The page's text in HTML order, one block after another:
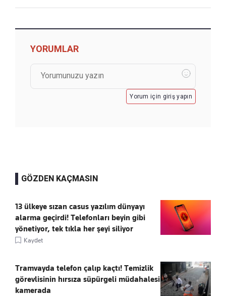
YORUMLAR
Yorum için giriş yapın
GÖZDEN KAÇMASIN
13 ülkeye sızan casus yazılım dünyayı
alarma geçirdi! Telefonları beyin gibi
yönetiyor, tek tıkla her şeyi siliyor
Kaydet
Tramvayda telefon çalıp kaçtı! Temizlik
görevlisinin hırsıza süpürgeli müdahalesi
kamerada